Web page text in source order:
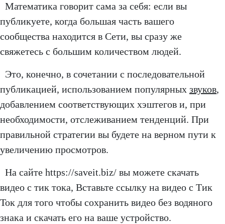
Математика говорит сама за себя: если вы
публикуете, когда большая часть вашего
сообщества находится в Сети, вы сразу же
свяжетесь с большим количеством людей.
Это, конечно, в сочетании с последовательной
публикацией, использованием популярных звуков,
добавлением соответствующих хэштегов и, при
необходимости, отслеживанием тенденций. При
правильной стратегии вы будете на верном пути к
увеличению просмотров.
На сайте https://saveit.biz/ вы можете скачать
видео с тик тока, Вставьте ссылку на видео с Тик
Ток для того чтобы сохранить видео без водяного
знака и скачать его на ваше устройство.